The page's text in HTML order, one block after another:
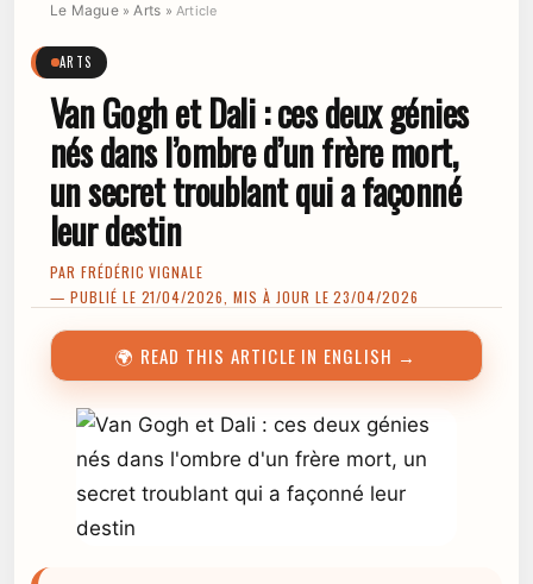
Le Mague»Arts » Article
ARTS
Van Gogh et Dali : ces deux génies
nés dans l’ombre d’un frère mort,
un secret troublant qui a façonné
leur destin
PAR FRÉDÉRIC VIGNALE
— PUBLIÉ LE 21/04/2026, MIS À JOUR LE 23/04/2026
🌍 READ THIS ARTICLE IN ENGLISH →